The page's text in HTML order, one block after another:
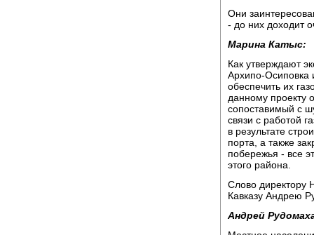
Они
- до них доходит
Марина Катыс:
Как утверждают
Архипо-Осиповка
обеспечить их
данному проекту
сопоставимый с
связи с работой
в результате
порта, а также
побережья - все
этого района.
Слово директору
Кавказу Андрею
Андрей